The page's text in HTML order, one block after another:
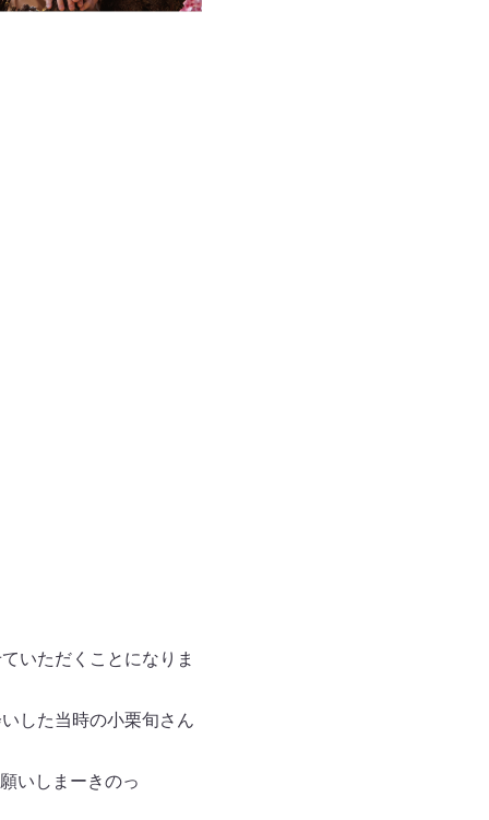
いただくことになりま
した当時の小栗旬さん
いしまーきのっ